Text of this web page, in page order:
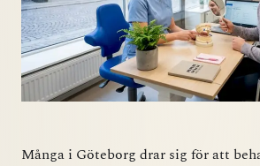
Många i Göteborg drar sig för att